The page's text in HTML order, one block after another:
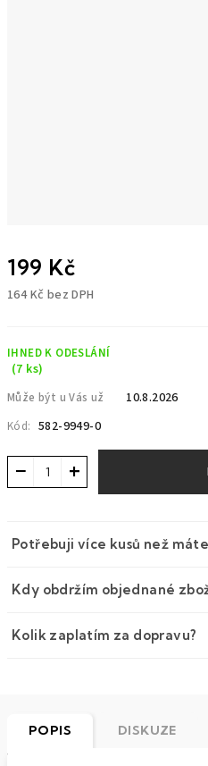
199 Kč
164 Kč bez DPH
IHNED K ODESLÁNÍ
(7 ks)
Může být u Vás už 10.8.2026
Kód: 582-9949-0
+
−
Potřebuji více kusů než
Kdy obdržím objednané
Kolik zaplatím za dopravu?
POPIS DISKUZE